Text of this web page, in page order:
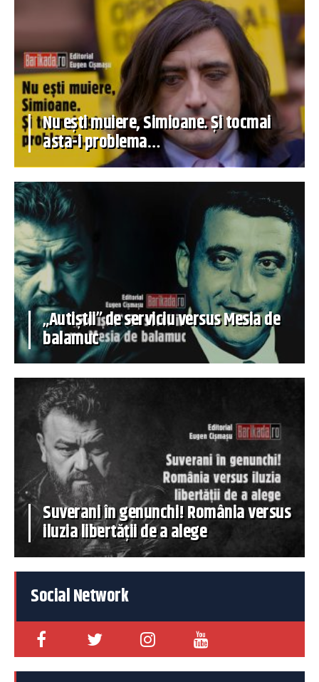
Nu ești muiere, Simioane. Și tocmai
asta-i problema…
„Autiștii” de serviciu versus Mesia de
balamuc
Suverani în genunchi! România versus
iluzia libertății de a alege
Social Network